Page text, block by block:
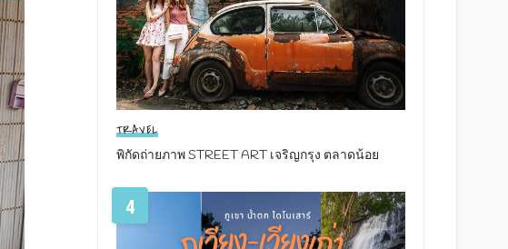
TRAVEL
พิกัดถ่ายภาพ STREET ART เจริญกรุง ตลาดน้อย
4